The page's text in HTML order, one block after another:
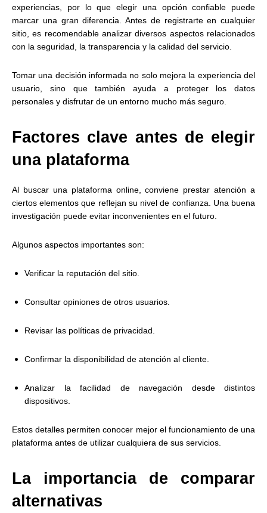
experiencias, por lo que elegir una opción confiable puede
marcar una gran diferencia. Antes de registrarte en cualquier
sitio, es recomendable analizar diversos aspectos relacionados
con la seguridad, la transparencia y la calidad del servicio.
Tomar una decisión informada no solo mejora la experiencia del
usuario, sino que también ayuda a proteger los datos
personales y disfrutar de un entorno mucho más seguro.
Factores clave antes de elegir
una plataforma
Al buscar una plataforma online, conviene prestar atención a
ciertos elementos que reflejan su nivel de confianza. Una buena
investigación puede evitar inconvenientes en el futuro.
Algunos aspectos importantes son:
Verificar la reputación del sitio.
Consultar opiniones de otros usuarios.
Revisar las políticas de privacidad.
Confirmar la disponibilidad de atención al cliente.
Analizar la facilidad de navegación desde distintos
dispositivos.
Estos detalles permiten conocer mejor el funcionamiento de una
plataforma antes de utilizar cualquiera de sus servicios.
La importancia de comparar
alternativas